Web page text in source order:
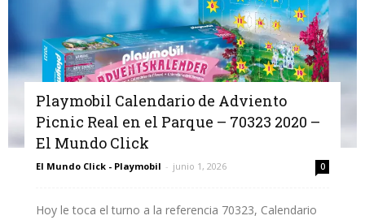
Playmobil Calendario de Adviento
Picnic Real en el Parque – 70323 2020 –
El Mundo Click
El Mundo Click - Playmobil - junio 1, 2026 0
Hoy le toca el turno a la referencia 70323, Calendario